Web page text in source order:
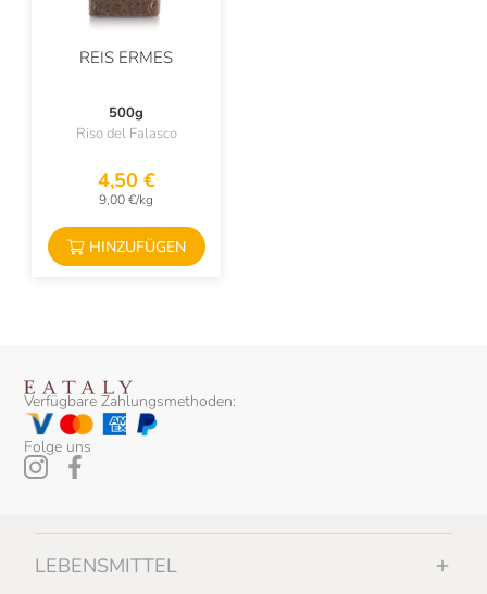
REIS ERMES
500g
Riso del Falasco
4,50 €
9,00 €/kg
HINZUFÜGEN
Verfügbare Zahlungsmethoden:
Folge uns
LEBENSMITTEL